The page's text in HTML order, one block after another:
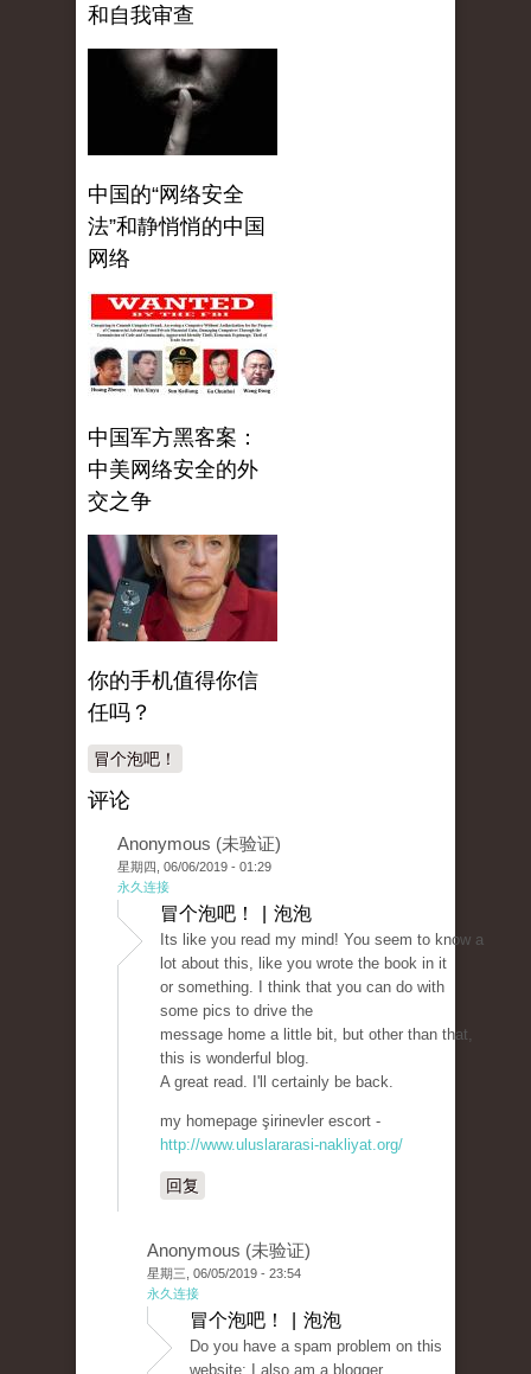
和自我审查
中国的“网络安全
法”和静悄悄的中国
网络
中国军方黑客案：
中美网络安全的外
交之争
你的手机值得你信
任吗？
冒个泡吧！
评论
Anonymous (未验证)
星期四, 06/06/2019 - 01:29
永久连接
冒个泡吧！ | 泡泡
Its like you read my mind! You seem to know a
lot about this, like you wrote the book in it
or something. I think that you can do with
some pics to drive the
message home a little bit, but other than that,
this is wonderful blog.
A great read. I'll certainly be back.
my homepage şirinevler escort -
http://www.uluslararasi-nakliyat.org/
回复
Anonymous (未验证)
星期三, 06/05/2019 - 23:54
永久连接
冒个泡吧！ | 泡泡
Do you have a spam problem on this
website; I also am a blogger,